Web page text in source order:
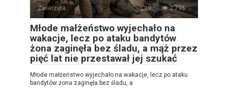
Zwierzęta 0 2 796
Młode małżeństwo wyjechało na
wakacje, lecz po ataku bandytów
żona zaginęła bez śladu, a mąż przez
pięć lat nie przestawał jej szukać
Młode małżeństwo wyjechało na wakacje, lecz po ataku
bandytów żona zaginęła bez śladu, a